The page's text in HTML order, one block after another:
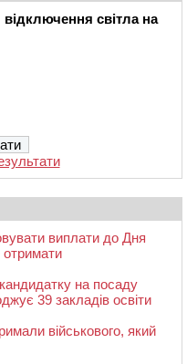
світла на
виплати до Дня
отримати
на посаду
39 закладів освіти
військового, який